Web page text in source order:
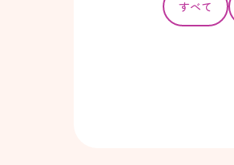
すべて